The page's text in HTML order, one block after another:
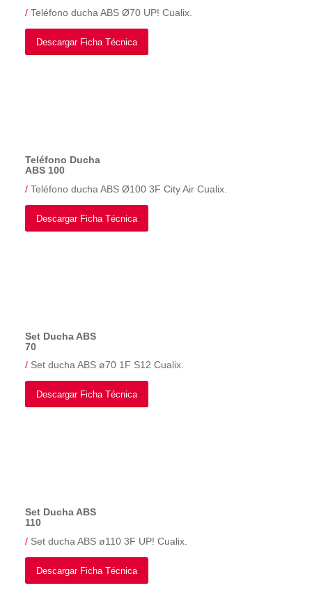
/Teléfono ducha ABS Ø70 UP! Cualix.
Descargar Ficha Técnica
Teléfono Ducha
ABS 100
/Teléfono ducha ABS Ø100 3F City Air Cualix.
Descargar Ficha Técnica
Set Ducha ABS
70
/Set ducha ABS ø70 1F S12 Cualix.
Descargar Ficha Técnica
Set Ducha ABS
110
/Set ducha ABS ø110 3F UP! Cualix.
Descargar Ficha Técnica